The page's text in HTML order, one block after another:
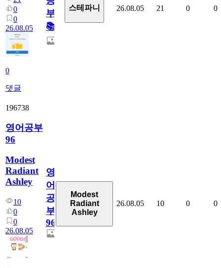
0
0
26.08.05
0
댓글
부!
📚
스테파니 26.08.05 21 0 0
196738
영어공부
96
Modest
Radiant
Ashley
10
0
0
26.08.05
영
어
공
부
96
Modest
Radiant
Ashley
26.08.05 10 0 0